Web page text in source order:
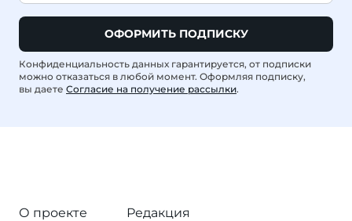
ОФОРМИТЬ ПОДПИСКУ
Конфиденциальность данных гарантируется, от подписки
можно отказаться в любой момент. Оформляя подписку,
вы даете Согласие на получение рассылки.
О проекте
Редакция